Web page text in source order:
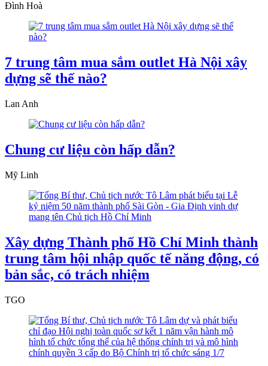
Đình Hoà
7 trung tâm mua sắm outlet Hà Nội xây
dựng sẽ thế nào?
Lan Anh
Chung cư liệu còn hấp dẫn?
Mỹ Linh
Xây dựng Thành phố Hồ Chí Minh thành
trung tâm hội nhập quốc tế năng động, có
bản sắc, có trách nhiệm
TGO